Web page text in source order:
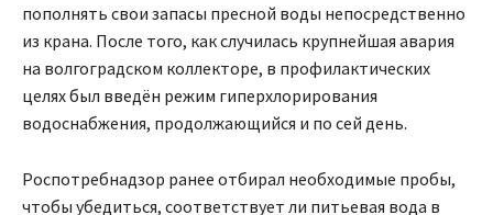
пополнять свои запасы пресной воды непосредственно
из крана. После того, как случилась крупнейшая авария
на волгоградском коллекторе, в профилактических
целях был введён режим гиперхлорирования
водоснабжения, продолжающийся и по сей день.
Роспотребнадзор ранее отбирал необходимые пробы,
чтобы убедиться, соответствует ли питьевая вода в